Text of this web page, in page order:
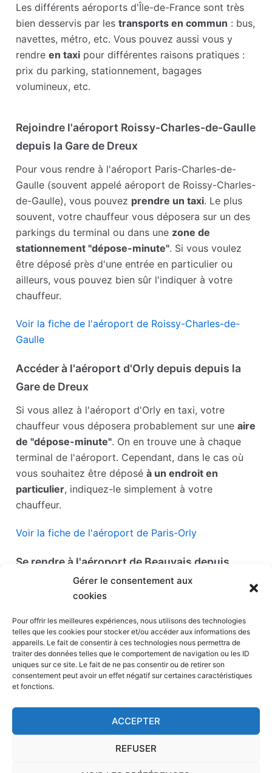
Gérer le consentement aux
cookies
Pour offrir les meilleures expériences, nous utilisons des technologies
telles que les cookies pour stocker et/ou accéder aux informations des
appareils. Le fait de consentir à ces technologies nous permettra de
traiter des données telles que le comportement de navigation ou les ID
uniques sur ce site. Le fait de ne pas consentir ou de retirer son
consentement peut avoir un effet négatif sur certaines caractéristiques
et fonctions.
ACCEPTER
REFUSER
Les différents aéroports d'Île-de-France sont très
bien desservis par lestransports en commun : bus,
navettes, métro, etc. Vous pouvez aussi vous y
rendreen taxi pour différentes raisons pratiques :
prix du parking, stationnement, bagages
volumineux, etc.
Rejoindre l'aéroport Roissy-Charles-de-Gaulle
depuis la Gare de Dreux
Pour vous rendre à l'aéroport Paris-Charles-de-
Gaulle (souvent appelé aéroport de Roissy-Charles-
de-Gaulle), vous pouvez prendre un taxi. Le plus
souvent, votre chauffeur vous déposera sur un des
parkings du terminal ou dans une zone de
stationnement "dépose-minute". Si vous voulez
être déposé près d'une entrée en particulier ou
ailleurs, vous pouvez bien sûr l'indiquer à votre
chauffeur.
Voir la fiche de l'aéroport de Roissy-Charles-de-
Gaulle
Accéder à l'aéroport d'Orly depuis depuis la
Gare de Dreux
Si vous allez à l'aéroport d'Orly en taxi, votre
chauffeur vous déposera probablement sur uneaire
de "dépose-minute". On en trouve une à chaque
terminal de l'aéroport. Cependant, dans le cas où
vous souhaitez être déposéà un endroit en
particulier, indiquez-le simplement à votre
chauffeur.
Voir la fiche de l'aéroport de Paris-Orly
Se rendre à l'aéroport de Beauvais depuis
depuis la Gare de Dreux
L'aéroport de Beauvais est situé à environ
kilomètres de Paris. Il est possible de vous y
rendre en taxi depuis Paris (comptez un tarif
d'environ 170 € à 200 €, selon le moment de la
semaine ou de la journée par exemple). Votre
chauffeur vous déposera sans doute dans unezone